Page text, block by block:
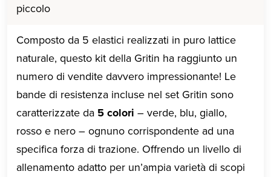
piccolo
Composto da 5 elastici realizzati in puro lattice
naturale, questo kit della Gritin ha raggiunto un
numero di vendite davvero impressionante! Le
bande di resistenza incluse nel set Gritin sono
caratterizzate da 5 colori – verde, blu, giallo,
rosso e nero – ognuno corrispondente ad una
specifica forza di trazione. Offrendo un livello di
allenamento adatto per un’ampia varietà di scopi